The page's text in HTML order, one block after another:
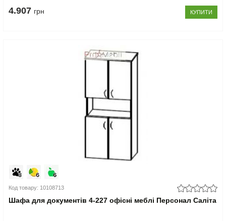
4.907 грн КУПИТИ
Код товару: 10108713
Шафа для документів 4-227 офісні меблі Персонал Саліта